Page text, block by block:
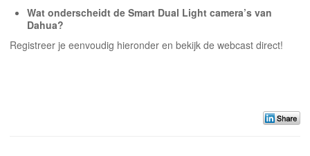
Wat onderscheidt de Smart Dual Light camera’s van
Dahua?
Registreer je eenvoudig hieronder en bekijk de webcast direct!